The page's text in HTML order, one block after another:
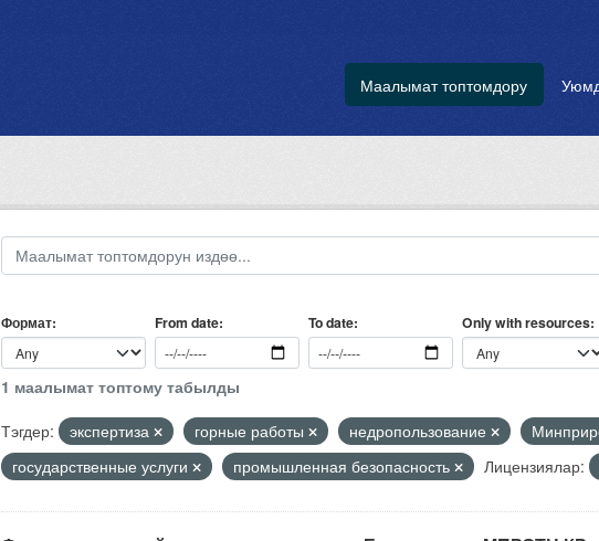
Маалымат топтомдору
Формат From date To date Only with resources
1 маалымат топтому табылды
Тэгдер:
экспертиза горные работы недропользование
государственные услуги
промышленная безопасность Лицензиялар: